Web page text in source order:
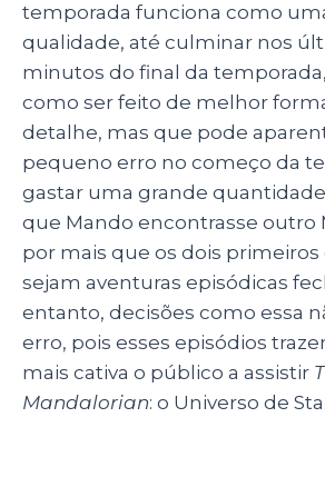
temporada funciona como
qualidade, até culminar nos
minutos do final da
como ser feito de melhor
detalhe, mas que pode
pequeno erro no começo da
gastar uma grande
que Mando encontrasse outro
por mais que os dois primeiros
sejam aventuras episódicas
entanto, decisões como essa
erro, pois esses episódios
mais cativa o público a assistir
Mandalorian: o Universo de